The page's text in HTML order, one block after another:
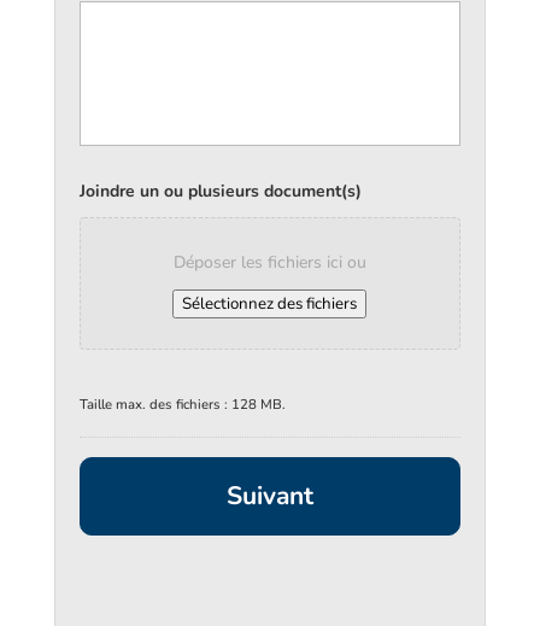
Joindre un ou plusieurs document(s)
Déposer les fichiers ici ou
Sélectionnez des fichiers
Taille max. des fichiers : 128 MB.